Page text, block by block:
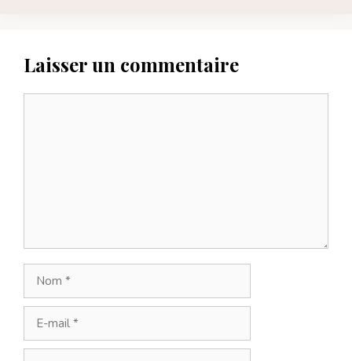
Laisser un commentaire
Nom
mail